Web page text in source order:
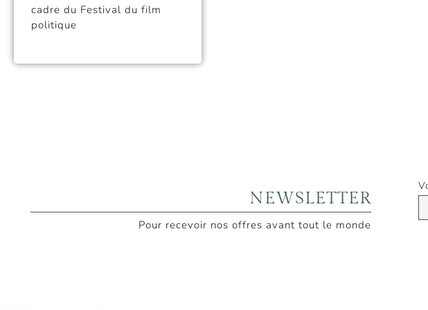
cadre du Festival du film
politique
NEWSLETTER
Pour recevoir nos offres avant tout le monde